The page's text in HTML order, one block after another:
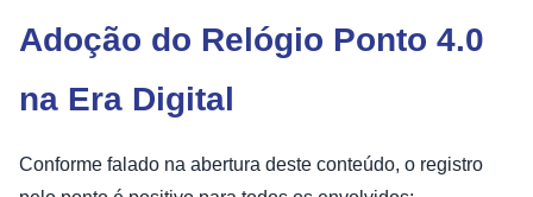
Adoção do Relógio Ponto 4.0
na Era Digital
Conforme falado na abertura deste conteúdo, o registro